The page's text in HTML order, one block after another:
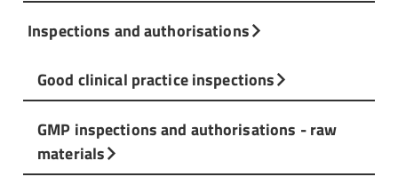
Inspections and authorisations
Good clinical practice inspections
GMP inspections and authorisations - raw
materials